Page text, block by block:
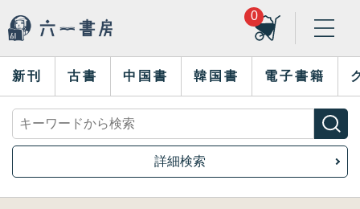
0
新刊 古書 中国書 韓国書 電子書籍
詳細検索